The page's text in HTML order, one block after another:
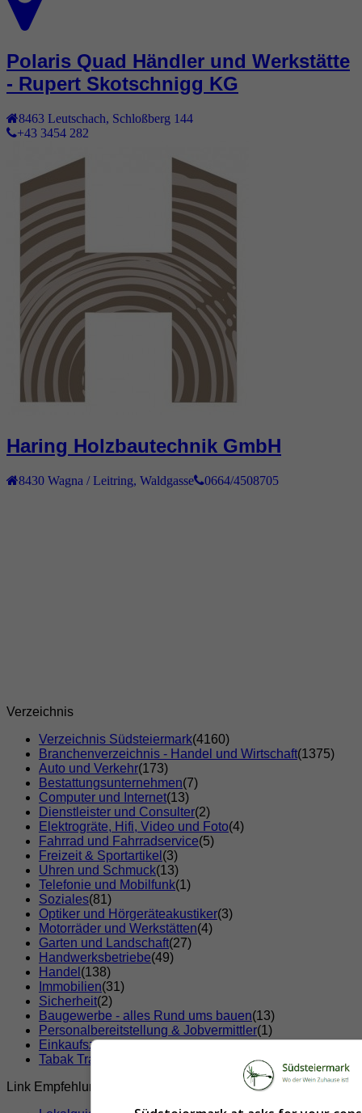
Polaris Quad Händler und Werkstätte
- Rupert Skotschnigg KG
8463 Leutschach, Schloßberg 144
+43 3454 282
Haring Holzbautechnik GmbH
8430 Wagna / Leitring Waldgasse 0664/4508705
Verzeichnis
Verzeichnis Südsteiermark(4160)
Branchenverzeichnis - Handel und Wirtschaft(1375)
Auto und Verkehr(173)
Bestattungsunternehmen(7)
Computer und Internet(13)
Dienstleister und Consulter(2)
Elektrogräte, Hifi, Video und Foto(4)
Fahrrad und Fahrradservice(5)
Freizeit & Sportartikel (3)
Uhren und Schmuck(13)
Telefonie und Mobilfunk(1)
Soziales(81)
Optiker und Hörgeräteakustiker(3)
Motorräder und Werkstätten(4)
Garten und Landschaft(27)
Handwerksbetriebe(49)
Handel (138)
Immobilien(31)
Sicherheit(2)
Baugewerbe - alles Rund ums bauen(13)
Personalbereitstellung & Jobvermittler(1)
Einkaufszentren(2)
Tabak Trafik
Link Empfehlungen